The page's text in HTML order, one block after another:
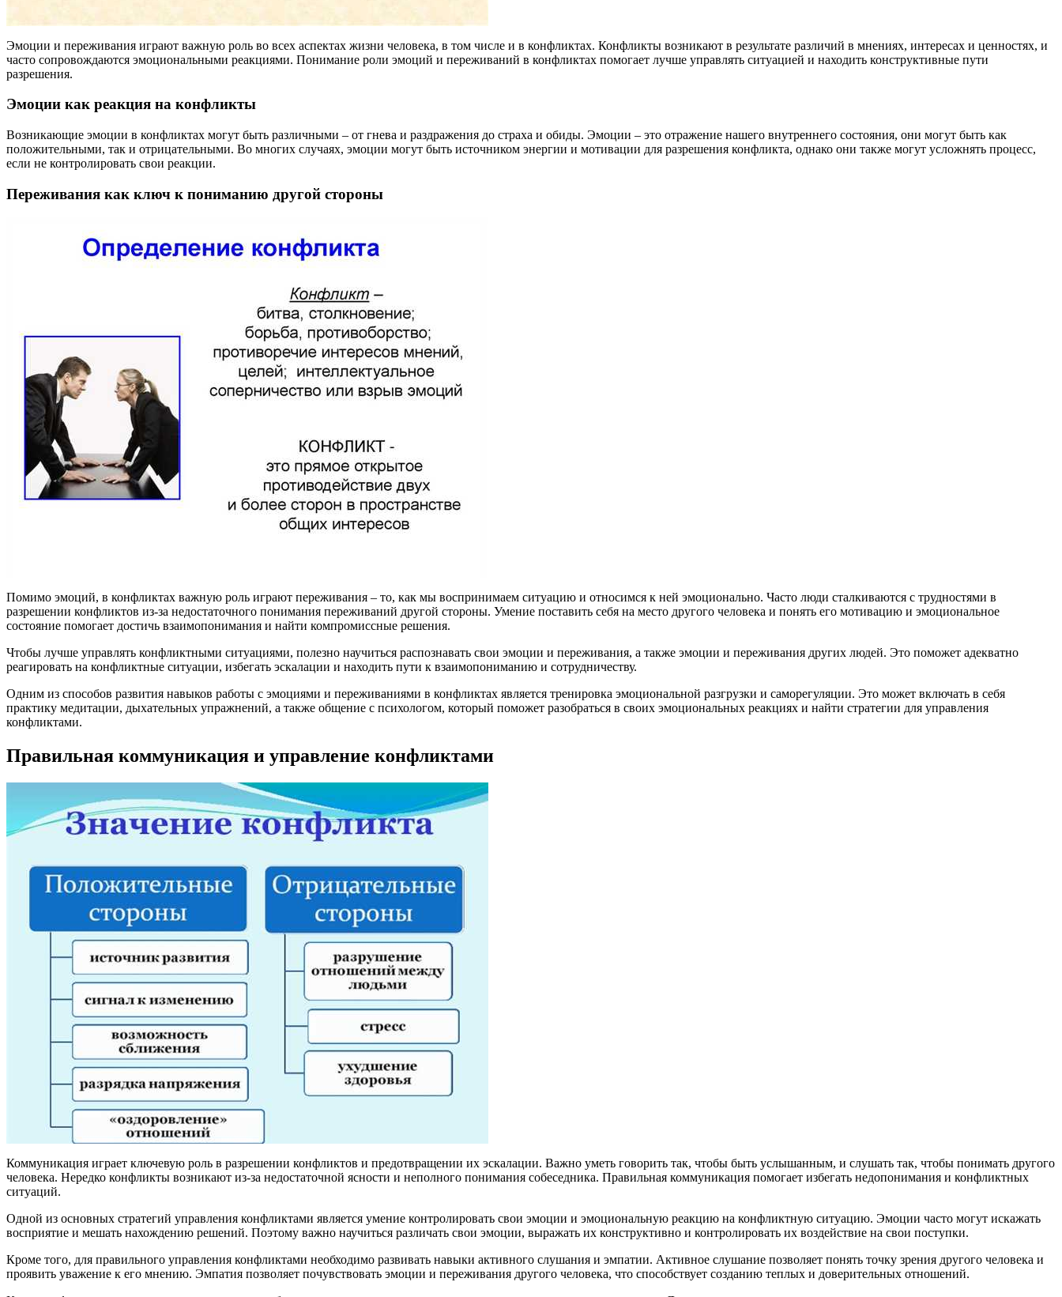
Эмоции и переживания играют важную роль во всех аспектах жизни человека, в том числе и в конфликтах. Конфликты возникают в результате различий в мнениях, интересах и ценностях, и
часто сопровождаются эмоциональными реакциями. Понимание роли эмоций и переживаний в конфликтах помогает лучше управлять ситуацией и находить конструктивные пути
разрешения.
Эмоции как реакция на конфликты
Возникающие эмоции в конфликтах могут быть различными – от гнева и раздражения до страха и обиды. Эмоции – это отражение нашего внутреннего состояния, они могут быть как
положительными, так и отрицательными. Во многих случаях, эмоции могут быть источником энергии и мотивации для разрешения конфликта, однако они также могут усложнять процесс,
если не контролировать свои реакции.
Переживания как ключ к пониманию другой стороны
Помимо эмоций, в конфликтах важную роль играют переживания – то, как мы воспринимаем ситуацию и относимся к ней эмоционально. Часто люди сталкиваются с трудностями в
разрешении конфликтов из-за недостаточного понимания переживаний другой стороны. Умение поставить себя на место другого человека и понять его мотивацию и эмоциональное
состояние помогает достичь взаимопонимания и найти компромиссные решения.
Чтобы лучше управлять конфликтными ситуациями, полезно научиться распознавать свои эмоции и переживания, а также эмоции и переживания других людей. Это поможет адекватно
реагировать на конфликтные ситуации, избегать эскалации и находить пути к взаимопониманию и сотрудничеству.
Одним из способов развития навыков работы с эмоциями и переживаниями в конфликтах является тренировка эмоциональной разгрузки и саморегуляции. Это может включать в себя
практику медитации, дыхательных упражнений, а также общение с психологом, который поможет разобраться в своих эмоциональных реакциях и найти стратегии для управления
конфликтами.
Правильная коммуникация и управление конфликтами
Коммуникация играет ключевую роль в разрешении конфликтов и предотвращении их эскалации. Важно уметь говорить так, чтобы быть услышанным, и слушать так, чтобы понимать другого
человека. Нередко конфликты возникают из-за недостаточной ясности и неполного понимания собеседника. Правильная коммуникация помогает избегать недопонимания и конфликтных
ситуаций.
Одной из основных стратегий управления конфликтами является умение контролировать свои эмоции и эмоциональную реакцию на конфликтную ситуацию. Эмоции часто могут искажать
восприятие и мешать нахождению решений. Поэтому важно научиться различать свои эмоции, выражать их конструктивно и контролировать их воздействие на свои поступки.
Кроме того, для правильного управления конфликтами необходимо развивать навыки активного слушания и эмпатии. Активное слушание позволяет понять точку зрения другого человека и
проявить уважение к его мнению. Эмпатия позволяет почувствовать эмоции и переживания другого человека, что способствует созданию теплых и доверительных отношений.